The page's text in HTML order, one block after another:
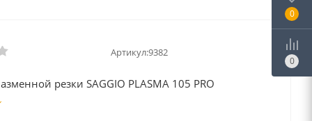
Артикул:9382
резки SAGGIO PLASMA 105 PRO
0
0